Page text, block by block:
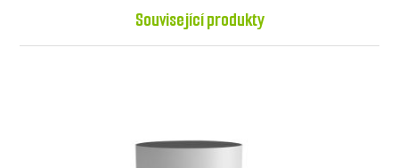
Související produkty